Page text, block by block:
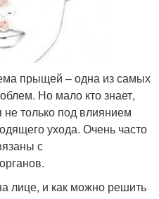
прыщей – одна из самых
Но мало кто знает,
только под влиянием
ухода. Очень часто
с
лице, и как можно решить